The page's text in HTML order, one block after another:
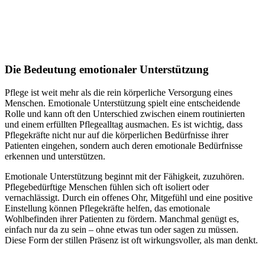
Die Bedeutung emotionaler Unterstützung
Pflege ist weit mehr als die rein körperliche Versorgung eines
Menschen. Emotionale Unterstützung spielt eine entscheidende
Rolle und kann oft den Unterschied zwischen einem routinierten
und einem erfüllten Pflegealltag ausmachen. Es ist wichtig, dass
Pflegekräfte nicht nur auf die körperlichen Bedürfnisse ihrer
Patienten eingehen, sondern auch deren emotionale Bedürfnisse
erkennen und unterstützen.
Emotionale Unterstützung beginnt mit der Fähigkeit, zuzuhören.
Pflegebedürftige Menschen fühlen sich oft isoliert oder
vernachlässigt. Durch ein offenes Ohr, Mitgefühl und eine positive
Einstellung können Pflegekräfte helfen, das emotionale
Wohlbefinden ihrer Patienten zu fördern. Manchmal genügt es,
einfach nur da zu sein – ohne etwas tun oder sagen zu müssen.
Diese Form der stillen Präsenz ist oft wirkungsvoller, als man denkt.